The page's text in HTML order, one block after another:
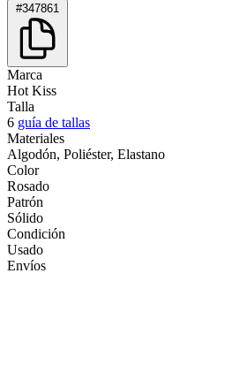
#347861
Marca
Hot Kiss
Talla
6 guía de tallas
Materiales
Algodón, Poliéster, Elastano
Color
Rosado
Patrón
Sólido
Condición
Usado
Envíos